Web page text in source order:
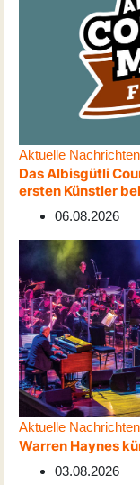
Aktuelle Nachrichten
Das Albisgütli
ersten Künstler
06.08.2026
Aktuelle Nachrichten
Warren Haynes
03.08.2026